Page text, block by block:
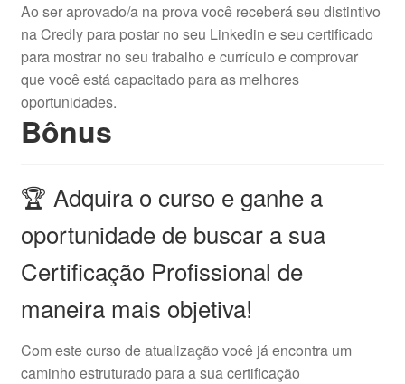
Ao ser aprovado/a na prova você receberá seu distintivo
na Credly para postar no seu Linkedin e seu certificado
para mostrar no seu trabalho e currículo e comprovar
que você está capacitado para as melhores
oportunidades.
Bônus
🏆 Adquira o curso e ganhe a
oportunidade de buscar a sua
Certificação Profissional de
maneira mais objetiva!
Com este curso de atualização você já encontra um
caminho estruturado para a sua certificação